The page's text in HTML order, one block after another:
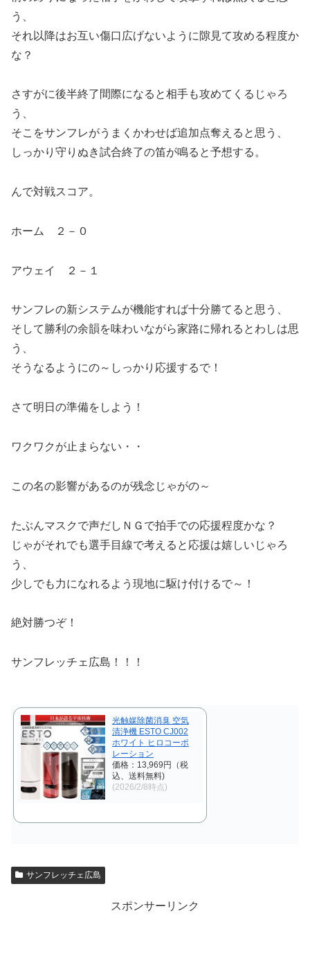
う、
それ以降はお互い傷口広げないように隙見て攻める程度か
な？
さすがに後半終了間際になると相手も攻めてくるじゃろ
う、
そこをサンフレがうまくかわせば追加点奪えると思う、
しっかり守りぬき試合終了の笛が鳴ると予想する。
んで対戦スコア。
ホーム ２－０
アウェイ ２－１
サンフレの新システムが機能すれば十分勝てると思う、
そして勝利の余韻を味わいながら家路に帰れるとわしは思
う、
そうなるようにの～しっかり応援するで！
さて明日の準備をしよう！
ワクワクが止まらない・・
この名の影響があるのが残念じゃがの～
たぶんマスクで声だしＮＧで拍手での応援程度かな？
じゃがそれでも選手目線で考えると応援は嬉しいじゃろ
う、
少しでも力になれるよう現地に駆け付けるで～！
絶対勝つぞ！
サンフレッチェ広島！！！
光触媒除菌消臭 空気
清浄機 ESTO CJ002
ホワイト ヒロコーポ
レーション
価格：13,969円（税
込、送料無料)
(2026/2/8時点)
サンフレッチェ広島
スポンサーリンク